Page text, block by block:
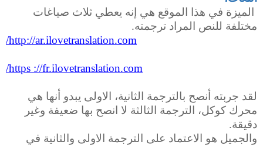
الميزة في هذا الموقع هي إنه يعطي ثلاث صياغات
مختلفة للنص المراد ترجمته.
http://ar.ilovetranslation.com/
https ://fr.ilovetranslation.com/
لقد جربته أنصح بالترجمة الثانية، الاولى يبدو أنها هي
محرك كوكل، الترجمة الثالثة لا انصح بها ضعيفة وغير
دقيقة.
والجميل هو الاعتماد على الترجمة الاولى والثانية في